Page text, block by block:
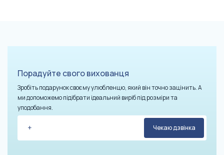
Порадуйте свого вихованця
Зробіть подарунок своєму улюбленцю, який він точно зацінить. А
ми допоможемо підібрати ідеальний виріб під розміри та
уподобання.